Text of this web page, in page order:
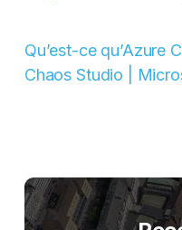
Qu’est-ce qu’Azure
Chaos Studio |